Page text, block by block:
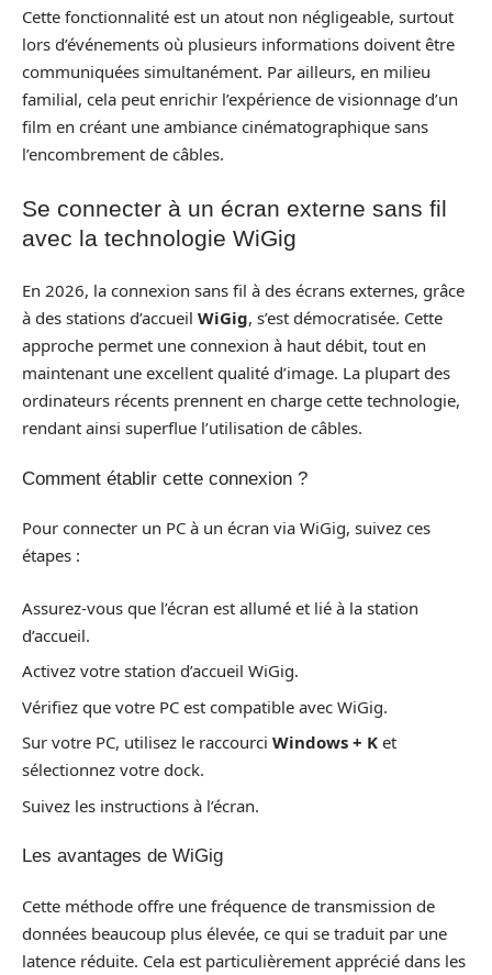
Cette fonctionnalité est un atout non négligeable, surtout
lors d’événements où plusieurs informations doivent être
communiquées simultanément. Par ailleurs, en milieu
familial, cela peut enrichir l’expérience de visionnage d’un
film en créant une ambiance cinématographique sans
l’encombrement de câbles.
Se connecter à un écran externe sans fil
avec la technologie WiGig
En 2026, la connexion sans fil à des écrans externes, grâce
à des stations d’accueil WiGig, s’est démocratisée. Cette
approche permet une connexion à haut débit, tout en
maintenant une excellent qualité d’image. La plupart des
ordinateurs récents prennent en charge cette technologie,
rendant ainsi superflue l’utilisation de câbles.
Comment établir cette connexion ?
Pour connecter un PC à un écran via WiGig, suivez ces
étapes :
Assurez-vous que l’écran est allumé et lié à la station
d’accueil.
Activez votre station d’accueil WiGig.
Vérifiez que votre PC est compatible avec WiGig.
Sur votre PC, utilisez le raccourci Windows + K et
sélectionnez votre dock.
Suivez les instructions à l’écran.
Les avantages de WiGig
Cette méthode offre une fréquence de transmission de
données beaucoup plus élevée, ce qui se traduit par une
latence réduite. Cela est particulièrement apprécié dans les